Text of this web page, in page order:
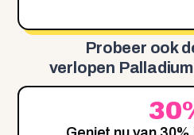
Probeer ook
verlopen